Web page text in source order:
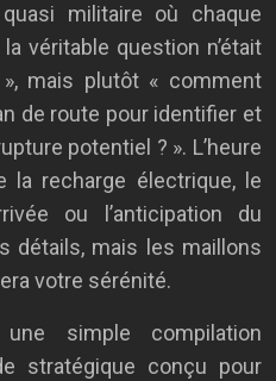
militaire où chaque
véritable question n’était
mais plutôt « comment
de route pour identifier et
potentiel ? ». L’heure
la recharge électrique, le
ou l’anticipation du
détails, mais les maillons
votre sérénité.
simple compilation
stratégique conçu pour